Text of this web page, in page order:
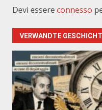
Devi essere connesso
VERWANDTE